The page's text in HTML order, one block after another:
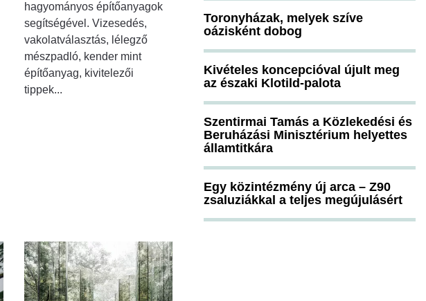
hagyományos építőanyagok
segítségével. Vizesedés,
vakolatválasztás, lélegző
mészpadló, kender mint
építőanyag, kivitelezői
tippek...
Toronyházak, melyek szíve
oázisként dobog
Kivételes koncepcióval újult meg
az északi Klotild-palota
Szentirmai Tamás a Közlekedési és
Beruházási Minisztérium helyettes
államtitkára
Egy közintézmény új arca – Z90
zsaluziákkal a teljes megújulásért